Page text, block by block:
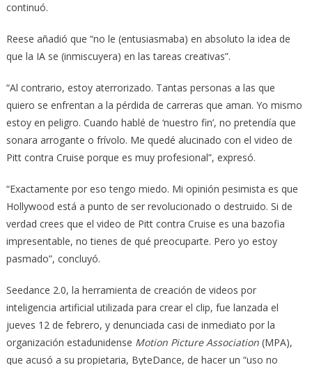
continuó.
Reese añadió que “no le (entusiasmaba) en absoluto la idea de
que la IA se (inmiscuyera) en las tareas creativas”.
“Al contrario, estoy aterrorizado. Tantas personas a las que
quiero se enfrentan a la pérdida de carreras que aman. Yo mismo
estoy en peligro. Cuando hablé de ‘nuestro fin’, no pretendía que
sonara arrogante o frívolo. Me quedé alucinado con el video de
Pitt contra Cruise porque es muy profesional”, expresó.
“Exactamente por eso tengo miedo. Mi opinión pesimista es que
Hollywood está a punto de ser revolucionado o destruido. Si de
verdad crees que el video de Pitt contra Cruise es una bazofia
impresentable, no tienes de qué preocuparte. Pero yo estoy
pasmado”, concluyó.
Seedance 2.0, la herramienta de creación de videos por
inteligencia artificial utilizada para crear el clip, fue lanzada el
jueves 12 de febrero, y denunciada casi de inmediato por la
organización estadunidense Motion Picture Association(MPA),
que acusó a su propietaria, ByteDance, de hacer un “uso no